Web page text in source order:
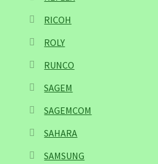
RICOH
ROLY
RUNCO
SAGEM
SAGEMCOM
SAHARA
SAMSUNG